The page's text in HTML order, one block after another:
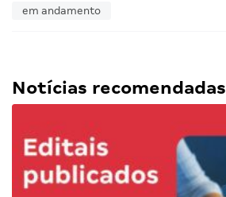
em andamento
Notícias recomendadas